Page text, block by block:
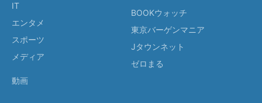
IT
エンタメ
スポーツ
メディア
動画
BOOKウォッチ
東京バーゲンマニア
Jタウンネット
ゼロまる